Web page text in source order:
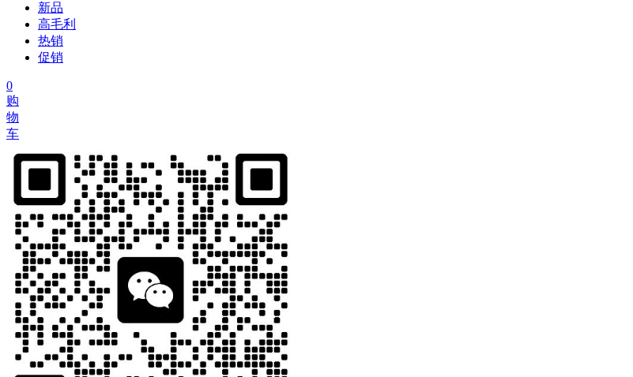
新品
高毛利
热销
促销
0
购
物
车